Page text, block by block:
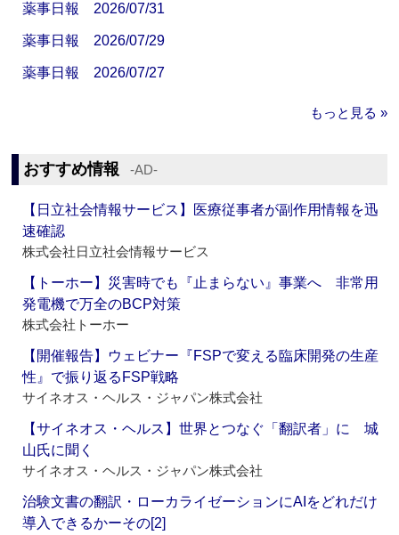
薬事日報 2026/07/31
薬事日報 2026/07/29
薬事日報 2026/07/27
もっと見る »
おすすめ情報 ‐AD‐
【日立社会情報サービス】医療従事者が副作用情報を迅
速確認
株式会社日立社会情報サービス
【トーホー】災害時でも『止まらない』事業へ 非常用
発電機で万全のBCP対策
株式会社トーホー
【開催報告】ウェビナー『FSPで変える臨床開発の生産
性』で振り返るFSP戦略
サイネオス・ヘルス・ジャパン株式会社
【サイネオス・ヘルス】世界とつなぐ「翻訳者」に 城
山氏に聞く
サイネオス・ヘルス・ジャパン株式会社
治験文書の翻訳・ローカライゼーションにAIをどれだけ
導入できるかーその[2]